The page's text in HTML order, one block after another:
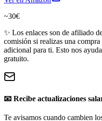
~30€
✨ Los enlaces son de afiliado
comisión si realizas una
adicional para ti. Esto nos
gratuito.
📧 Recibe actualizaciones
Te avisamos cuando cambien